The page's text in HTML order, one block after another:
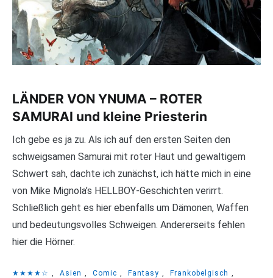
LÄNDER VON YNUMA – ROTER
SAMURAI und kleine Priesterin
Ich gebe es ja zu. Als ich auf den ersten Seiten den
schweigsamen Samurai mit roter Haut und gewaltigem
Schwert sah, dachte ich zunächst, ich hätte mich in eine
von Mike Mignola’s HELLBOY-Geschichten verirrt.
Schließlich geht es hier ebenfalls um Dämonen, Waffen
und bedeutungsvolles Schweigen. Andererseits fehlen
hier die Hörner.
★★★★☆ Asien Comic Fantasy Frankobelgisch